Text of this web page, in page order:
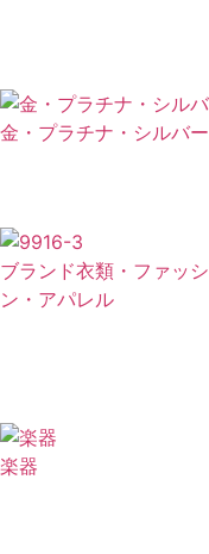
金・プラチナ・シルバー
ブランド衣類・ファッ
ン・アパレル
楽器